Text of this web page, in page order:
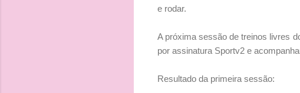
e rodar.
A próxima sessão de treinos livres
por assinatura Sportv2 e
Resultado da primeira sessão: